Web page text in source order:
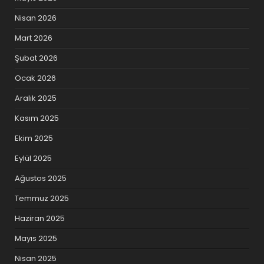
Nisan 2026
Mart 2026
Şubat 2026
Ocak 2026
Aralık 2025
Kasım 2025
Ekim 2025
Eylül 2025
Ağustos 2025
Temmuz 2025
Haziran 2025
Mayıs 2025
Nisan 2025